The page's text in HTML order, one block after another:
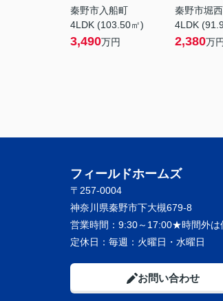
秦野市入船町
4LDK (103.50㎡)
3,490万円
秦野市堀西
4LDK
2,380万円
フィールドホームズ
〒257-0004
神奈川県秦野市下大槻679-8
営業時間： 9:30～17:00★時間外は
定休日： 毎週：火曜日・水曜日
お問い合わせ